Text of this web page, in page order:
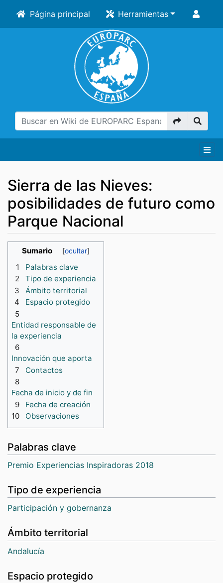
Página principal Herramientas
Sierra de las Nieves:
posibilidades de futuro como
Parque Nacional
Saltar a: navegación buscar
Sumario
1
Palabras clave
2
Tipo de experiencia
3
Ámbito territorial
4
Espacio protegido
5
Entidad responsable de
la experiencia
6
Innovación que aporta
7
Contactos
8
Fecha de inicio y de fin
9
Fecha de creación
10
Observaciones
Palabras clave
Premio Experiencias Inspiradoras 2018
Tipo de experiencia
Participación y gobernanza
Ámbito territorial
Andalucía
Espacio protegido